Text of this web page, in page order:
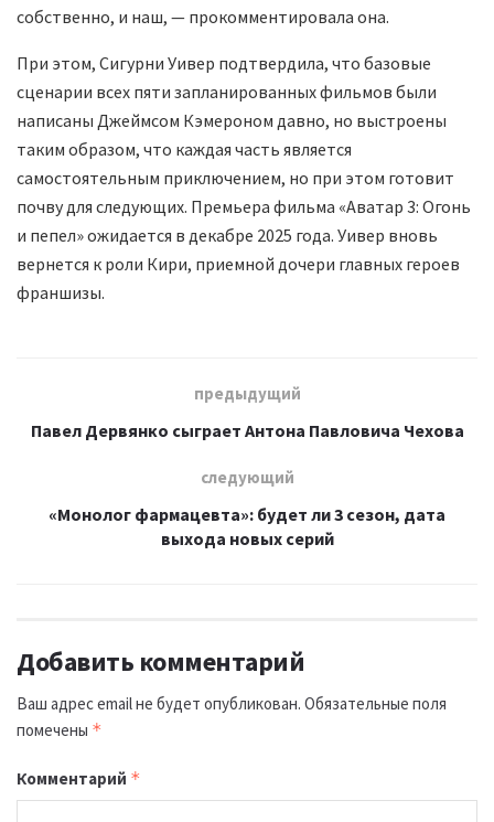
собственно, и наш, — прокомментировала она.
При этом, Сигурни Уивер подтвердила, что базовые
сценарии всех пяти запланированных фильмов были
написаны Джеймсом Кэмероном давно, но выстроены
таким образом, что каждая часть является
самостоятельным приключением, но при этом готовит
почву для следующих. Премьера фильма «Аватар 3: Огонь
и пепел» ожидается в декабре 2025 года. Уивер вновь
вернется к роли Кири, приемной дочери главных героев
франшизы.
предыдущий
Павел Дервянко сыграет Антона Павловича Чехова
следующий
«Монолог фармацевта»: будет ли 3 сезон, дата
выхода новых серий
Добавить комментарий
Ваш адрес email не будет опубликован. Обязательные поля
помечены *
Комментарий *